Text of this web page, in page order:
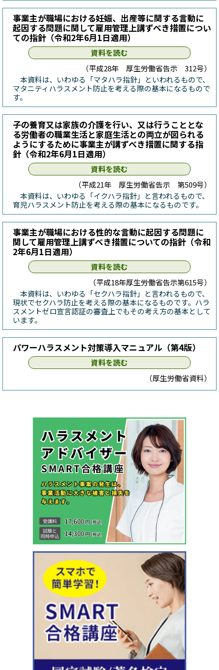
事業主が職場における妊娠、出産等に関する言動に
起因する問題に関して雇用管理上講ずべき措置につい
ての指針（令和2年6月1日適用）
資料を読む
（平成28年 厚生労働省告示 312号）
本資料は、いわゆる「マタハラ指針」といわれるもので、
マタニティハラスメント防止を考える際の基本になるもので
す。
子の養育又は家族の介護を行い、又は行うこととな
る労働者の職業生活と家庭生活との両立が図られる
ようにするために事業主が講ずべき措置に関する指
針（令和2年6月1日適用）
資料を読む
（平成21年 厚生労働省告示 第509号）
本資料は、いわゆる「イクハラ指針」と言われるもので、
育児ハラスメント防止を考える際の基本になるものです。
事業主が職場における性的な言動に起因する問題に
関して雇用管理上講ずべき措置についての指針（令和
2年6月1日適用）
資料を読む
（平成18年厚生労働省告示第615号）
本資料は、いわゆる「セクハラ指針」と言われるもので、
現状でセクハラ防止を考える際の基本になるものです。ハラ
スメントゼロ宣言認証の審査上でもその考え方の基本として
います。
パワーハラスメント対策導入マニュアル（第4版）
資料を読む
（厚生労働省資料）